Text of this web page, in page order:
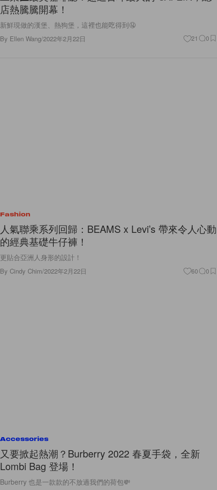
店熱騰騰開幕！
新鮮現做的漢堡、熱狗堡，這裡也能吃得到🤤
By Ellen Wang/2022年2月22日 21 0
Fashion
人氣聯乘系列回歸：BEAMS x Levi’s 帶來令人心動
的經典基礎牛仔褲！
更貼合亞洲人身形的設計！
By Cindy Chim/2022年2月22日 60 0
Accessories
又要掀起熱潮？Burberry 2022 春夏手袋，全新
Lombi Bag 登場！
Burberry 也是一款款的不放過我們的荷包💸